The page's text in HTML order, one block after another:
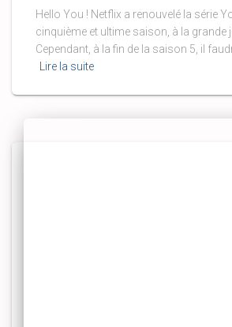
Hello You ! Netflix a renouvelé la série
cinquième et ultime saison, à la grande
Cependant, à la fin de la saison 5, il
Lire la suite